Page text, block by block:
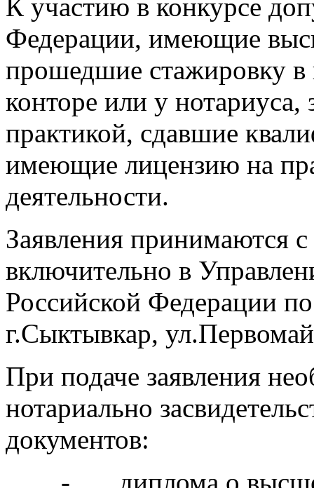
К участию в конкурсе
Федерации, имеющие
прошедшие стажировку в
конторе или у
практикой, сдавшие
имеющие лицензию на
деятельности.
Заявления принимаются
включительно в
Российской Федерации
г.Сыктывкар,
При подаче заявления
нотариально
документов: